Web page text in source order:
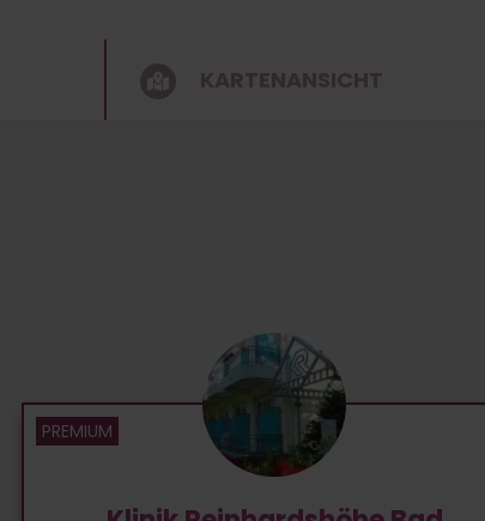
KARTENANSICHT